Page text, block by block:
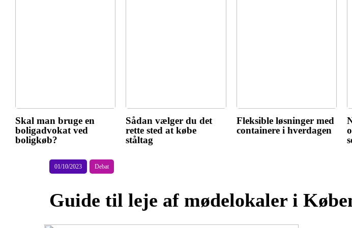
Skal man bruge en
boligadvokat ved
boligkøb?
Sådan vælger du det
rette sted at købe
ståltag
Fleksible løsninger med
containere i hverdagen
01/10/2023 Debat
Guide til leje af mødelokaler i